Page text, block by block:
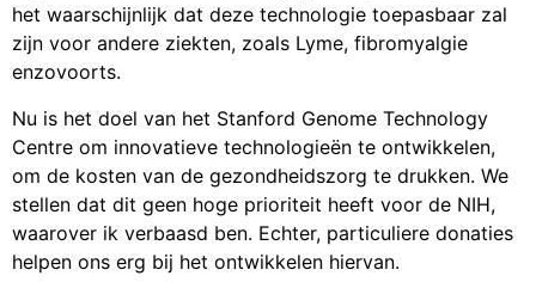
het waarschijnlijk dat deze technologie toepasbaar zal
zijn voor andere ziekten, zoals Lyme, fibromyalgie
enzovoorts.
Nu is het doel van het Stanford Genome Technology
Centre om innovatieve technologieën te ontwikkelen,
om de kosten van de gezondheidszorg te drukken. We
stellen dat dit geen hoge prioriteit heeft voor de NIH,
waarover ik verbaasd ben. Echter, particuliere donaties
helpen ons erg bij het ontwikkelen hiervan.